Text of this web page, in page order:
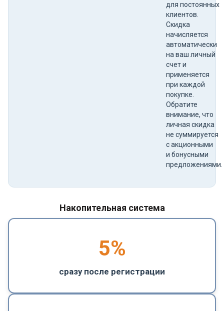
для постоянных
клиентов.
Скидка
начисляется
автоматически
на ваш личный
счет и
применяется
при каждой
покупке.
Обратите
внимание, что
личная скидка
не суммируется
с акционными
и бонусными
предложениями.
Накопительная система
5%
сразу после регистрации